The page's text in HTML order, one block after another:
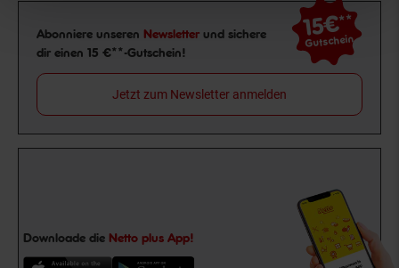
Newsletter Anmeldung
Abonniere unseren Newsletter und sichere
dir einen 15 €**-Gutschein!
15€**
Gutschein
Jetzt zum Newsletter anmelden
Downloade die Netto plus App!